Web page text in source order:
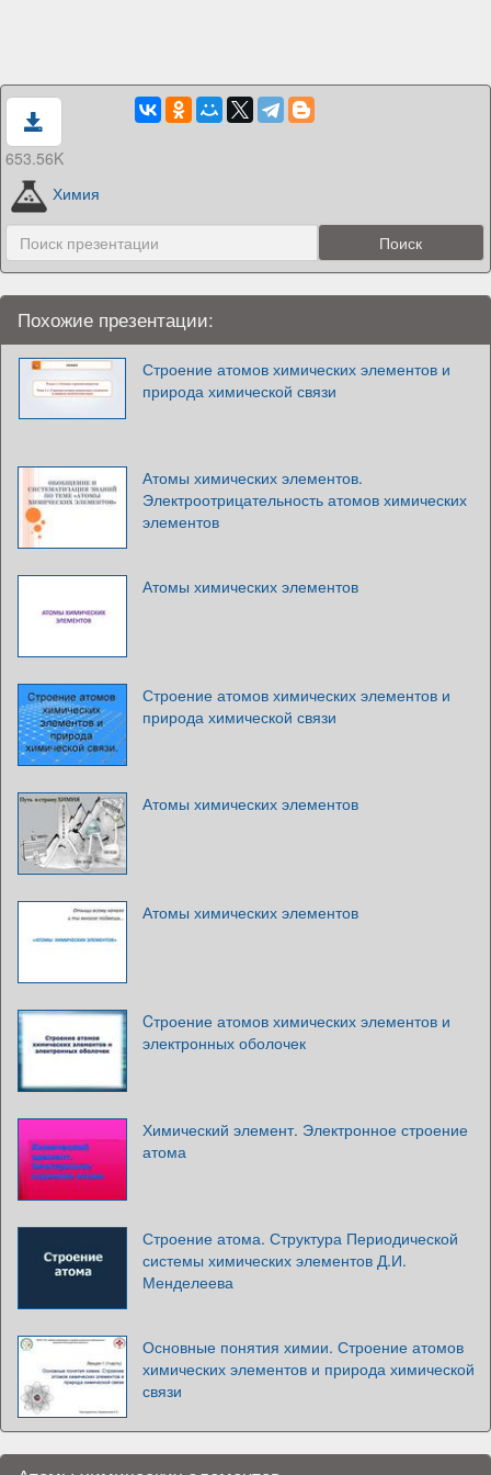
653.56K
Химия
Похожие презентации:
Строение атомов химических элементов и
природа химической связи
Атомы химических элементов.
Электроотрицательность атомов химических
элементов
Атомы химических элементов
Строение атомов химических элементов и
природа химической связи
Атомы химических элементов
Атомы химических элементов
Cтроение атомов химических элементов и
электронных оболочек
Химический элемент. Электронное строение
атома
Строение атома. Структура Периодической
системы химических элементов Д.И.
Менделеева
Основные понятия химии. Строение атомов
химических элементов и природа химической
связи